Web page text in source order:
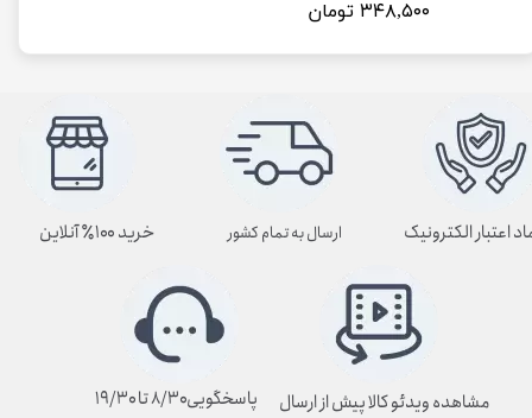
۳۴۸,۵۰۰ تومان
ارسال به تمام کشور
پاسخگویی۸/۳۰ تا ۱۹/۳۰
اعتبار الکترونیک خرید ۱۰۰٪ آنلاین
مشاهده ویدئو کالا پیش از ارسال